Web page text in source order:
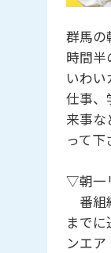
群馬の
時間半
いわ
仕事
来事な
って下
▽朝一
番組
まで
ンエア